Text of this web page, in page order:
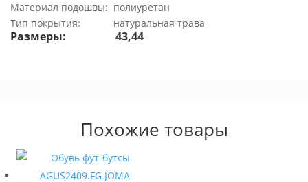
Материал подошвы: полиуретан
Тип покрытия: натуральная трава
Размеры: 43,44
Похожие товары